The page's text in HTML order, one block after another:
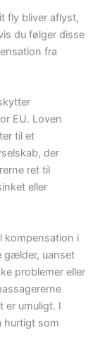
fly bliver aflyst,
du følger disse
fra
EU. Loven
til et
der
ret til
eller
kompensation i
gælder, uanset
problemer eller
er umuligt. I
hurtigt som